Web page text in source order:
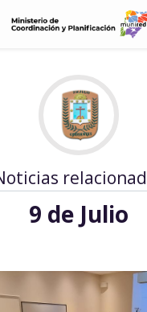
9 de Julio